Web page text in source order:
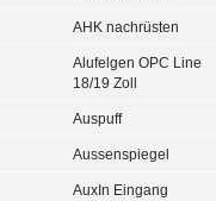
AHK nachrüsten
Alufelgen OPC Line
18/19 Zoll
Auspuff
Aussenspiegel
AuxIn Eingang